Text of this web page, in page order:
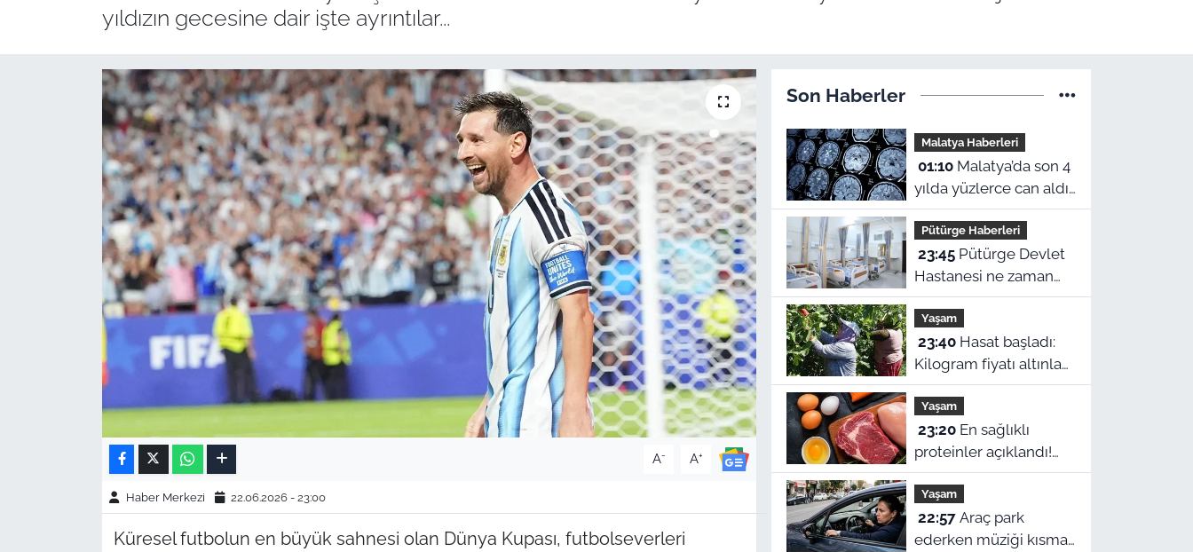
yıldızın gecesine dair işte ayrıntılar...
A- A+
Haber Merkezi 22.06.2026 - 23:00
Küresel futbolun en büyük sahnesi olan Dünya Kupası, futbolseverleri
Son Haberler
Malatya Haberleri
01:10Malatya’da son 4
yılda yüzlerce can aldı!
Sinir sistemi ve duyu
organı hastalıklarında
şok veriler
Pütürge Haberleri
23:45Pütürge Devlet
Hastanesi ne zaman
açılacak? Vali Yavuz
açıkladı
Yaşam
23:40Hasat başladı:
Kilogram fiyatı altınla
yarışıyor
Yaşam
23:20En sağlıklı
proteinler açıklandı!
Zirvede ne et ne de
yumurta var
Yaşam
22:57Araç park
ederken müziği kısmak